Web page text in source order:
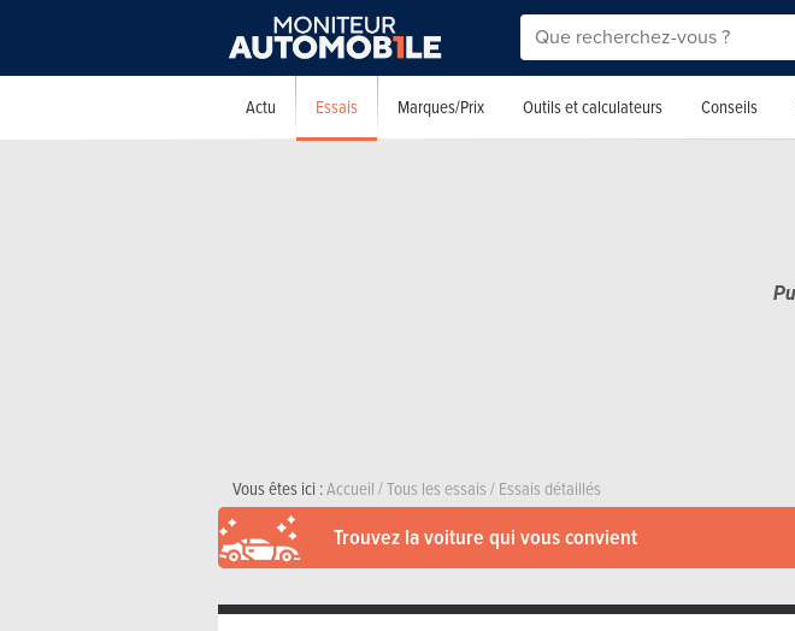
Actu Essais Marques/Prix Outils et calculateurs Conseils
Vous êtes ici :Accueil/Tous les essais/Essais détaillés
Trouvez la voiture qui vous convient